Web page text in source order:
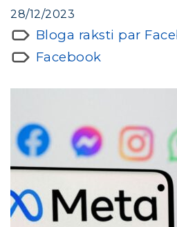
28/12/2023
Bloga raksti par
Facebook